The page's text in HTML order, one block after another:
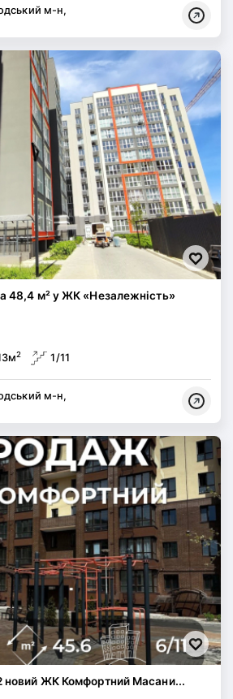
м-н,
48,4 м² у ЖК «Незалежність»
2 1/11
м-н,
новий ЖК Комфортний Масани...